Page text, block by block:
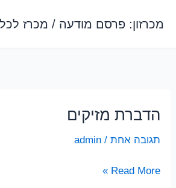
לתוכןמכרזון: פרסם מודעה / מכרז
הדברת מזיקים
תגובה אחת /
admin
הדברת
Read More »